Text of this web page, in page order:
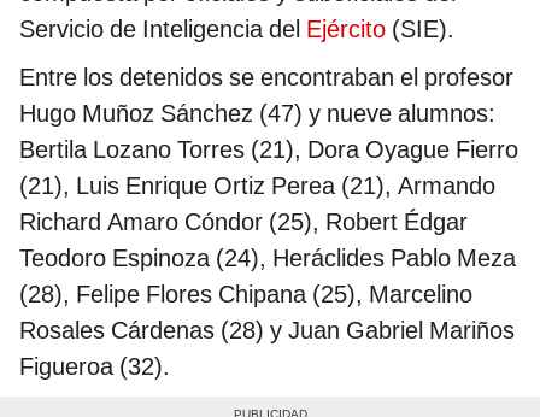
Servicio de Inteligencia del Ejército (SIE).
Entre los detenidos se encontraban el profesor
Hugo Muñoz Sánchez (47) y nueve alumnos:
Bertila Lozano Torres (21), Dora Oyague Fierro
(21), Luis Enrique Ortiz Perea (21), Armando
Richard Amaro Cóndor (25), Robert Édgar
Teodoro Espinoza (24), Heráclides Pablo Meza
(28), Felipe Flores Chipana (25), Marcelino
Rosales Cárdenas (28) y Juan Gabriel Mariños
Figueroa (32).